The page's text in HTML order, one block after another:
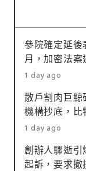
參院確定延
月，加密法
1 day ago
散戶割肉巨
機構抄底，
1 day ago
創辦人驟逝
起訴，要求撤